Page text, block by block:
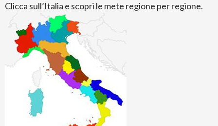
Clicca sull’Italia e scopri le mete regione per regione.